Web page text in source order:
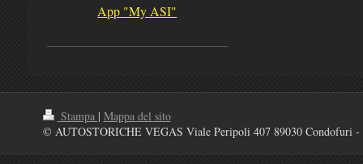
App "My ASI"
Stampa | Mappa del sito
© AUTOSTORICHE VEGAS Viale Peripoli 407 89030 Condofuri -